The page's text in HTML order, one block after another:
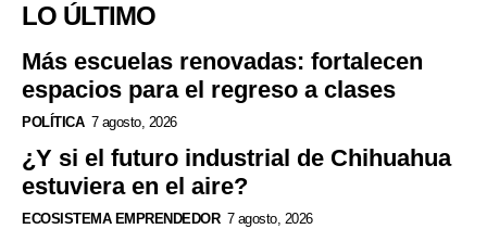
LO ÚLTIMO
Más escuelas renovadas: fortalecen
espacios para el regreso a clases
POLÍTICA 7 agosto, 2026
¿Y si el futuro industrial de Chihuahua
estuviera en el aire?
ECOSISTEMA EMPRENDEDOR 7 agosto, 2026